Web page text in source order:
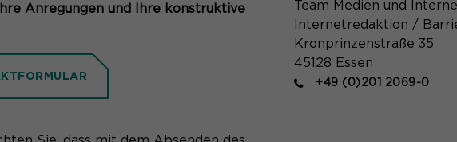
Anregungen und Ihre konstruktive
Team Medien und
Internetredaktion /
Kronprinzenstraße 35
45128 Essen
+49 (0)201 2069-0